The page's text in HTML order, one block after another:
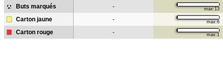
Buts marqués - max:13
Carton jaune - max:6
Carton rouge - max:1